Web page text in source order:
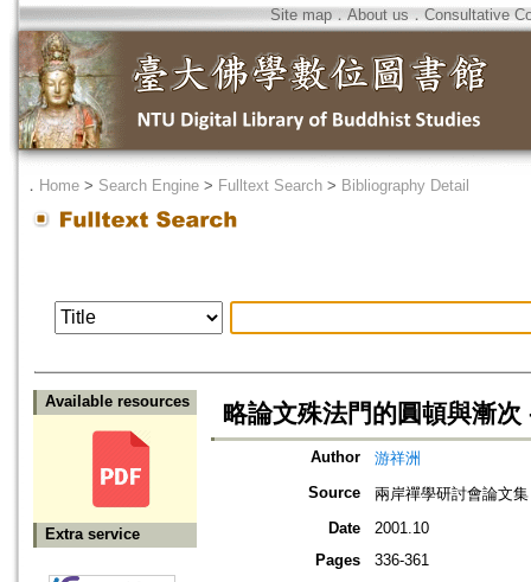
Site map．About us ． Consultative
． Home > Search Engine > Fulltext Search > Bibliography Detail
Available resources
Extra service
略論文殊法門的圓頓與漸
Author
游祥洲
Source
兩岸禪學研討會論文
Date
2001.10
Pages
336-361